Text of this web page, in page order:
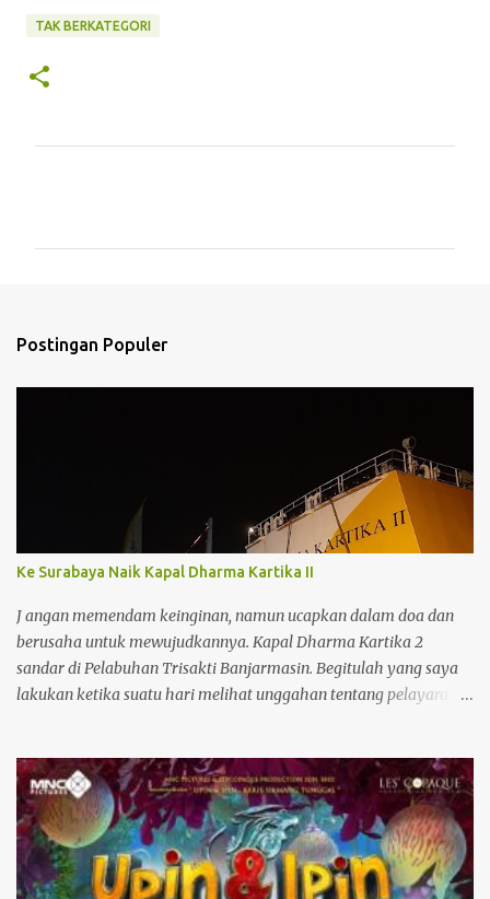
TAK BERKATEGORI
Postingan Populer
Ke Surabaya Naik Kapal Dharma Kartika II
J angan memendam keinginan, namun ucapkan dalam doa dan
berusaha untuk mewujudkannya. Kapal Dharma Kartika 2
sandar di Pelabuhan Trisakti Banjarmasin. Begitulah yang saya
lakukan ketika suatu hari melihat unggahan tentang pelayaran
penyeberangan dari Surabaya ke Banjarmasin dan sebaliknya.
Melihat foto-foto yang cantik, saya berniat untuk menjadi salah
satu penumpangnya. Entah kapan. Keinginan yang tidak biasa
sebab belum pernah naik kapal besar seperti itu. Pengalaman
saya cuma naik kapal penyeberangan dari Batulicin ke Kotabaru